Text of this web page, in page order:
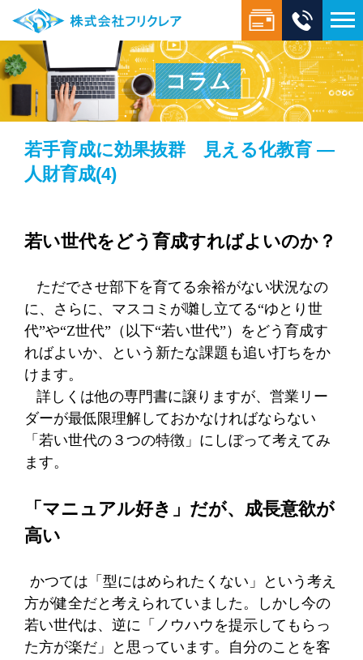
コラム
若手育成に効果抜群 見える化教育 ―
人財育成(4)
若い世代をどう育成すればよいのか？
ただでさせ部下を育てる余裕がない状況なの
に、さらに、マスコミが囃し立てる“ゆとり世
代”や“Z世代”（以下“若い世代”）をどう育成す
ればよいか、という新たな課題も追い打ちをか
けます。
詳しくは他の専門書に譲りますが、営業リー
ダーが最低限理解しておかなければならない
「若い世代の３つの特徴」にしぼって考えてみ
ます。
「マニュアル好き」だが、成長意欲が
高い
かつては「型にはめられたくない」という考え
方が健全だと考えられていました。しかし今の
若い世代は、逆に「ノウハウを提示してもらっ
た方が楽だ」と思っています。自分のことを客